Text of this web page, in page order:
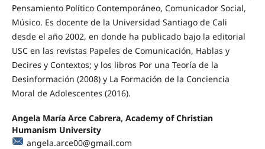
Pensamiento Político Contemporáneo, Comunicador Social,
Músico. Es docente de la Universidad Santiago de Cali
desde el año 2002, en donde ha publicado bajo la editorial
USC en las revistas Papeles de Comunicación, Hablas y
Decires y Contextos; y los libros Por una Teoría de la
Desinformación (2008) y La Formación de la Conciencia
Moral de Adolescentes (2016).
Angela María Arce Cabrera, Academy of Christian
Humanism University
angela.arce00@gmail.com